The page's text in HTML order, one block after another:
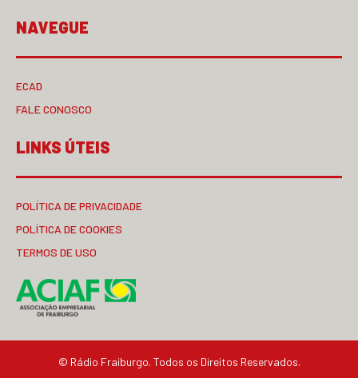
NAVEGUE
ECAD
FALE CONOSCO
LINKS ÚTEIS
POLÍTICA DE PRIVACIDADE
POLÍTICA DE COOKIES
TERMOS DE USO
© Rádio Fraiburgo. Todos os Direitos Reservados.